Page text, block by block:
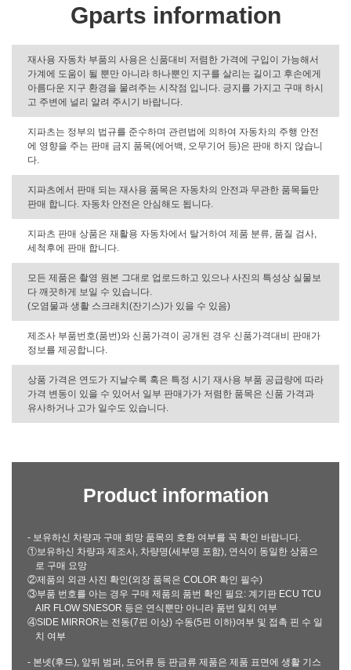
Gparts information
재사용 자동차 부품의 사용은 신품대비 저렴한 가격에 구입이 가능해서
가계에 도움이 될 뿐만 아니라 하나뿐인 지구를 살리는 길이고 후손에게
아름다운 지구 환경을 물려주는 시작점 입니다. 긍지를 가지고 구매 하시
고 주변에 널리 알려 주시기 바랍니다.
지파츠는 정부의 법규를 준수하며 관련법에 의하여 자동차의 주행 안전
에 영향을 주는 판매 금지 품목(에어백, 오무기어 등)은 판매 하지 않습니
다.
지파츠에서 판매 되는 재사용 품목은 자동차의 안전과 무관한 품목들만
판매 합니다. 자동차 안전은 안심해도 됩니다.
지파츠 판매 상품은 재활용 자동차에서 탈거하여 제품 분류, 품질 검사,
세척후에 판매 합니다.
모든 제품은 촬영 원본 그대로 업로드하고 있으나 사진의 특성상 실물보
다 깨끗하게 보일 수 있습니다.
(오염물과 생활 스크래치(잔기스)가 있을 수 있음)
제조사 부품번호(품번)와 신품가격이 공개된 경우 신품가격대비 판매가
정보를 제공합니다.
상품 가격은 연도가 지날수록 혹은 특정 시기 재사용 부품 공급량에 따라
가격 변동이 있을 수 있어서 일부 판매가가 저렴한 품목은 신품 가격과
유사하거나 고가 일수도 있습니다.
Product information
- 보유하신 차량과 구매 희망 품목의 호환 여부를 꼭 확인 바랍니다.
①보유하신 차량과 제조사, 차량명(세부명 포함), 연식이 동일한 상품으
로 구매 요망
②제품의 외관 사진 확인(외장 품목은 COLOR 확인 필수)
③부품 번호를 아는 경우 구매 제품의 품번 확인 필요: 계기판 ECU TCU
AIR FLOW SNESOR 등은 연식뿐만 아니라 품번 일치 여부
④SIDE MIRROR는 전동(7핀 이상) 수동(5핀 이하)여부 및 접촉 핀 수 일
치 여부
- 본넷(후드), 앞뒤 범퍼, 도어류 등 판금류 제품은 제품 표면에 생활 기스